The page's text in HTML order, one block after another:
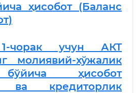
ҳисобот (Баланс
чорак учун АКТ
молиявий-хўжалик
ҳисобот
ва кредиторлик